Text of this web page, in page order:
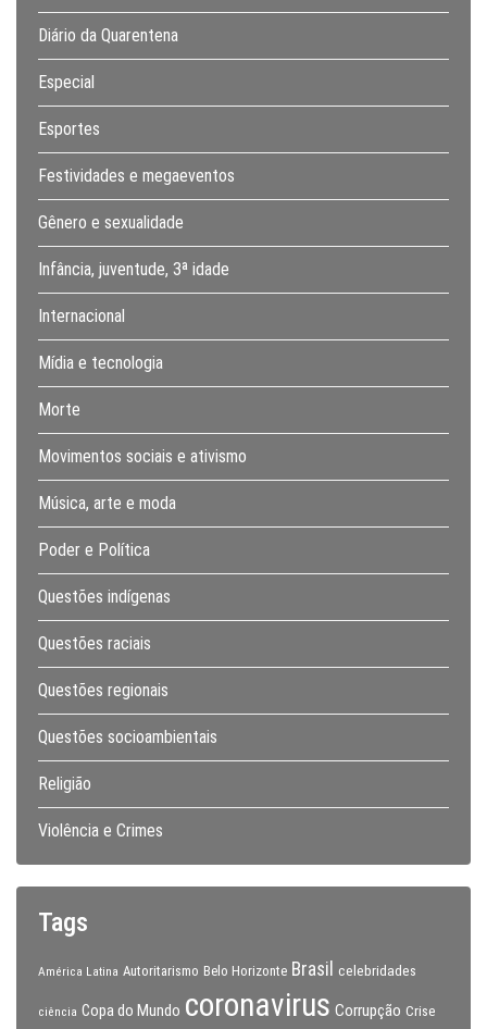
Diário da Quarentena
Especial
Esportes
Festividades e megaeventos
Gênero e sexualidade
Infância, juventude, 3ª idade
Internacional
Mídia e tecnologia
Morte
Movimentos sociais e ativismo
Música, arte e moda
Poder e Política
Questões indígenas
Questões raciais
Questões regionais
Questões socioambientais
Religião
Violência e Crimes
Tags
América Latina Autoritarismo Belo Horizonte Brasil celebridades
ciência Copa do Mundo coronavirus Corrupção Crise